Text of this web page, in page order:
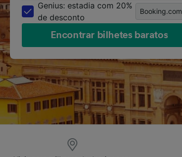
Genius: estadia com 20%
de desconto
Booking.com
Encontrar bilhetes baratos